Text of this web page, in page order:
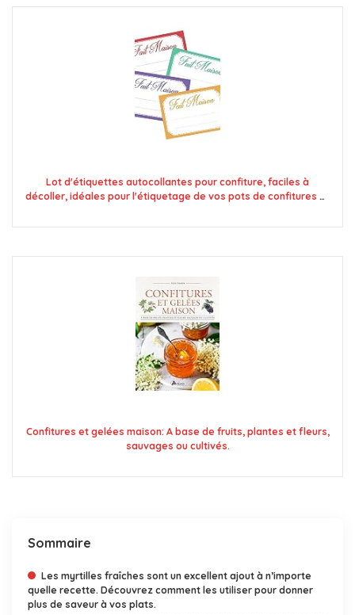
Lot d'étiquettes autocollantes pour confiture, faciles à
décoller, idéales pour l'étiquetage de vos pots de confitures et
couleurs - A8)
Confitures et gelées maison: A base de fruits, plantes et fleurs,
sauvages ou cultivés.
Sommaire
Les myrtilles fraîches sont un excellent ajout à n’importe
quelle recette. Découvrez comment les utiliser pour donner
plus de saveur à vos plats.